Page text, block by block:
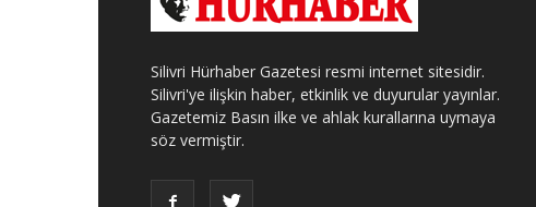
Silivri Hürhaber Gazetesi resmi internet sitesidir.
Silivri'ye ilişkin haber, etkinlik ve duyurular yayınlar.
Gazetemiz Basın ilke ve ahlak kurallarına uymaya
söz vermiştir.